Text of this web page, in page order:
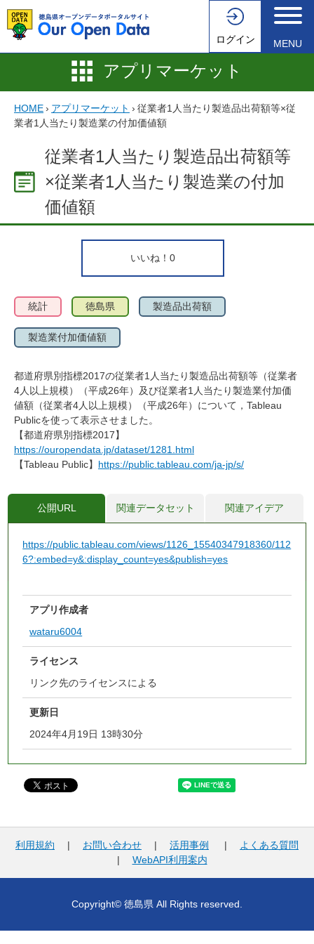
ログイン MENU
アプリマーケット
HOME› アプリマーケット › 従業者1人当たり製造品出荷額等×従
業者1人当たり製造業の付加価値額
従業者1人当たり製造品出荷額等
×従業者1人当たり製造業の付加
価値額
いいね！ 0
統計 徳島県 製造品出荷額
製造業付加価値額
都道府県別指標2017の従業者1人当たり製造品出荷額等（従業者
4人以上規模）（平成26年）及び従業者1人当たり製造業付加価
値額（従業者4人以上規模）（平成26年）について，Tableau
Publicを使って表示させました。
【都道府県別指標2017】
https://ouropendata.jp/dataset/1281.html
【Tableau Public】 https://public.tableau.com/ja-jp/s/
公開URL 関連データセット 関連アイデア
https://public.tableau.com/views/1126_15540347918360/112
6?:embed=y&:display_count=yes&publish=yes
アプリ作成者
wataru6004
ライセンス
リンク先のライセンスによる
更新日
2024年4月19日 13時30分
利用規約 | お問い合わせ | 活用事例 |
よくある質問
| WebAPI利用案内
Copyright© 徳島県 All Rights reserved.